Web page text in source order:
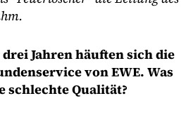
Jahren häuften sich die
von EWE. Was
schlechte Qualität?